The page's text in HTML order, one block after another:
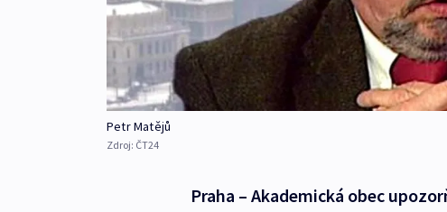
Petr Matějů
Zdroj: ČT24
Praha – Akademická obec